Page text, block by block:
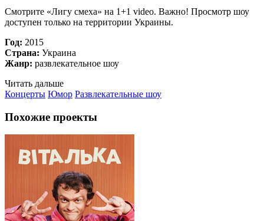
Смотрите «Лигу смеха» на 1+1 video. Важно! Просмотр шоу
доступен только на территории Украины.
Год: 2015
Страна: Украина
Жанр: развлекательное шоу
Читать дальше
Концерты Юмор Развлекательные шоу
Похожие проекты